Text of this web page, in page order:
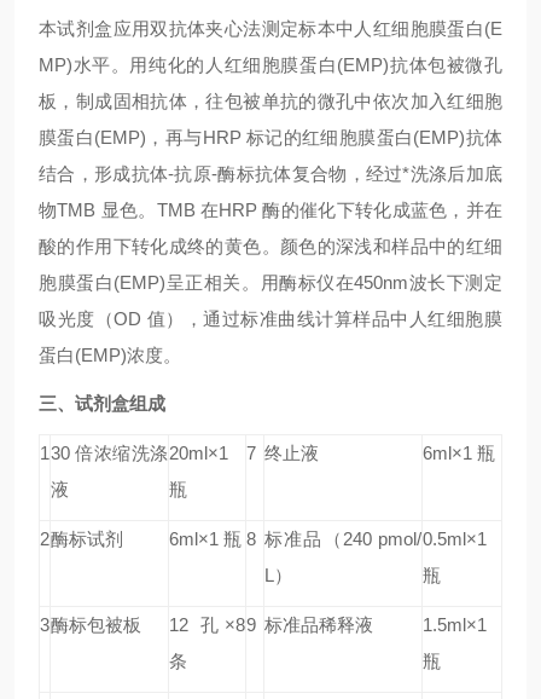
本试剂盒应用双抗体夹心法测定标本中人 红细胞膜蛋白(E
MP)水平。用纯化的人 红细胞膜蛋白(EMP)抗体包被微孔
板，制成固相抗体，往包被单抗的微孔中依次加入红细胞
膜蛋白(EMP) ，再与HRP 标记的红细胞膜蛋白(EMP)抗体
结合，形成抗体-抗原-酶标抗体复合物，经过*洗涤后加底
物TMB 显色。TMB 在HRP 酶的催化下转化成蓝色，并在
酸的作用下转化成终的黄色。颜色的深浅和样品中的红细
胞膜蛋白(EMP)呈正相关。用酶标仪在450nm波长下测定
吸光度（OD 值），通过标准曲线计算样品中人红细胞膜
蛋白(EMP)浓度。
三、试剂盒组成
130 倍浓缩洗涤
液
20ml×1
瓶
7 终止液 6ml×1 瓶
2酶标试剂 6ml×1 瓶 8 标准品（240 pmol/
L）
0.5ml×1
瓶
3酶标包被板
12 孔×8
条
9 标准品稀释液
1.5ml×1
瓶